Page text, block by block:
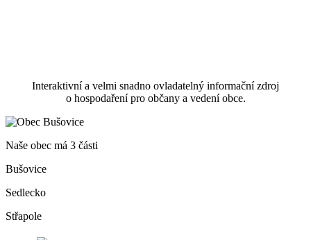
Interaktivní a velmi snadno ovladatelný informační zdroj
o hospodaření pro občany a vedení obce.
Naše obec má 3 části
Bušovice
Sedlecko
Střapole